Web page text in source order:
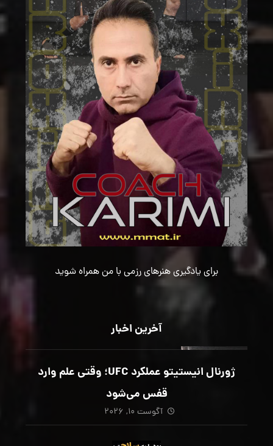
برای یادگیری هنرهای رزمی با من همراه شوید
آخرین اخبار
ژورنال انیستیتو عملکرد UFC؛ وقتی علم وارد
قفس می‌شود
آگوست ۱۰, ۲۰۲۶